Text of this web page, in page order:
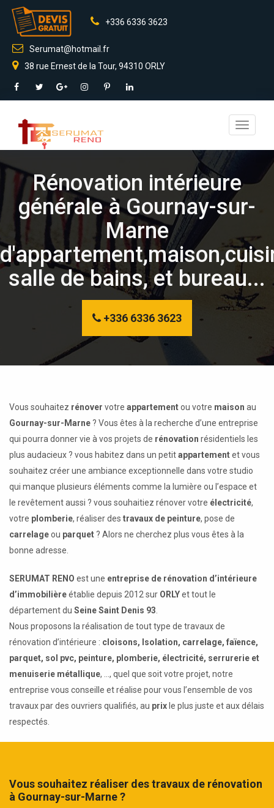
+336 6336 3623
Serumat@hotmail.fr
38 rue Ernest de la Tour, 94310 ORLY
Toggle
Rénovation intérieure
générale à Gournay-sur-
Marne
salle de bains, et bureau...
+336 6336 3623
Vous souhaitez rénover votre appartementou votre maison au
Gournay-sur-Marne ? Vous êtes à la recherche d’une entreprise
qui pourra donner vie à vos projets de rénovation résidentiels les
plus audacieux ? vous habitez dans un petitappartementet vous
souhaitez créer une ambiance exceptionnelle dans votre studio
qui manque plusieurs éléments comme la lumière ou l’espace et
le revêtement aussi ? vous souhaitiez rénover votre électricité,
votre plomberie, réaliser des travaux de peinture, pose de
carrelageou parquet ? Alors ne cherchez plus vous êtes à la
bonne adresse.
SERUMAT RENO est une entreprise de rénovation d’intérieure
d’immobilièreétablie depuis 2012 sur ORLYet tout le
département du Seine Saint Denis 93
Nous proposons la réalisation de tout type de travaux de
rénovation d’intérieure : cloisons, Isolation, carrelage, faïence,
parquet, sol pvc, peinture, plomberie, électricité, serrurerie et
menuiserie métallique, ..., quel que soit votre projet, notre
entreprise vous conseille et réalise pour vous l’ensemble de vos
travaux par des ouvriers qualifiés, au prix le plus juste et aux délais
respectés.
Vous souhaitez réaliser des travaux de rénovation
à Gournay-sur-Marne ?